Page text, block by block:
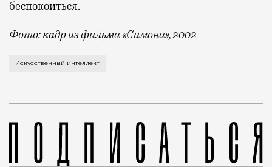
беспокоиться.
Фото: кадр из фильма «Симона», 2002
Ни одна неделя уже не обходится без нового
Искусственный интеллект